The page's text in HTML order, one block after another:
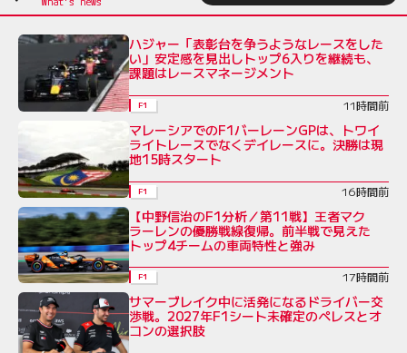
ハジャー「表彰台を争うようなレースをした
い」安定感を見出しトップ6入りを継続も、
課題はレースマネージメント
F1 11時間前
マレーシアでのF1バーレーンGPは、トワイ
ライトレースでなくデイレースに。決勝は現
地15時スタート
F1 16時間前
【中野信治のF1分析／第11戦】王者マク
ラーレンの優勝戦線復帰。前半戦で見えた
トップ4チームの車両特性と強み
F1 17時間前
サマーブレイク中に活発になるドライバー交
渉戦。2027年F1シート未確定のペレスとオ
コンの選択肢